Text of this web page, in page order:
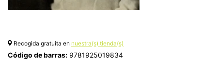
Recogida gratuita en nuestra(s) tienda(s)
Código de barras: 9781925019834